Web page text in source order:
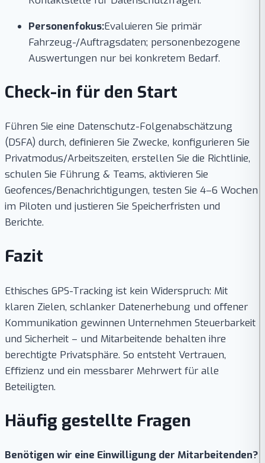
Personenfokus:Evaluieren Sie primär
Fahrzeug-/Auftragsdaten; personenbezogene
Auswertungen nur bei konkretem Bedarf.
Check-in für den Start
Führen Sie eine Datenschutz-Folgenabschätzung
(DSFA) durch, definieren Sie Zwecke, konfigurieren Sie
Privatmodus/Arbeitszeiten, erstellen Sie die Richtlinie,
schulen Sie Führung & Teams, aktivieren Sie
Geofences/Benachrichtigungen, testen Sie 4–6 Wochen
im Piloten und justieren Sie Speicherfristen und
Berichte.
Fazit
Ethisches GPS-Tracking ist kein Widerspruch: Mit
klaren Zielen, schlanker Datenerhebung und offener
Kommunikation gewinnen Unternehmen Steuerbarkeit
und Sicherheit – und Mitarbeitende behalten ihre
berechtigte Privatsphäre. So entsteht Vertrauen,
Effizienz und ein messbarer Mehrwert für alle
Beteiligten.
Häufig gestellte Fragen
Benötigen wir eine Einwilligung der Mitarbeitenden?